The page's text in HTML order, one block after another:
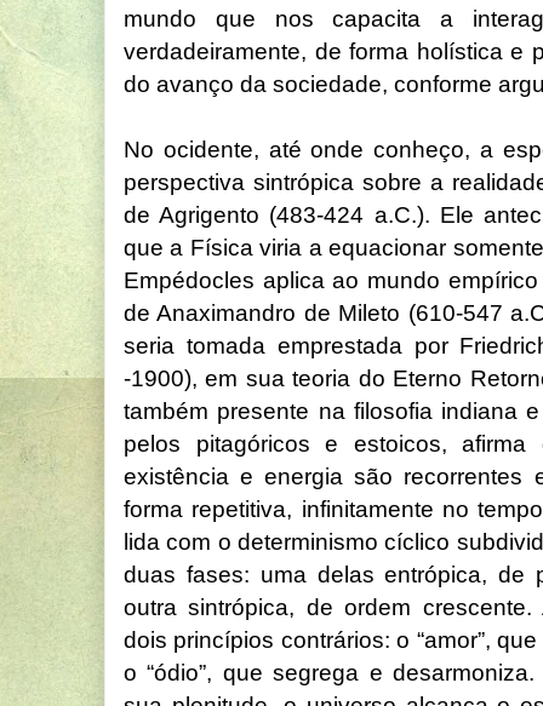
mundo que nos capacita a
verdadeiramente, de forma holística e
do avanço da sociedade, conforme
No ocidente, até onde conheço, a
perspectiva sintrópica sobre a
de Agrigento (483-424 a.C.). Ele
que a Física viria a equacionar
Empédocles aplica ao mundo
de Anaximandro de Mileto (610-547
seria tomada emprestada por
-1900), em sua teoria do Eterno
também presente na filosofia indiana
pelos pitagóricos e estoicos,
existência e energia são recorrentes
forma repetitiva, infinitamente no
lida com o determinismo cíclico
duas fases: uma delas entrópica, de
outra sintrópica, de ordem
dois princípios contrários: o “amor”,
o “ódio”, que segrega e